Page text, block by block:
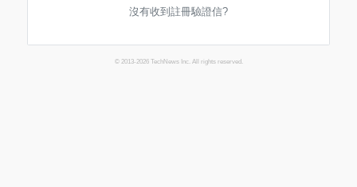
沒有收到註冊驗證信?
© 2013-2026 TechNews Inc. All rights reserved.